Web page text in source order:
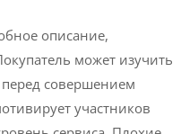
описание,
может изучить
совершением
участников